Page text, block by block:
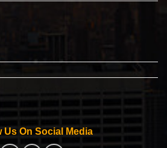
Us On Social Media